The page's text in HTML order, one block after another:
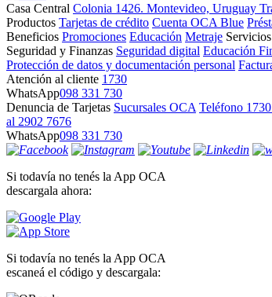
Casa Central Colonia 1426. Montevideo, Uruguay
Productos Tarjetas de crédito Cuenta OCA Blue
Beneficios Promociones Educación Metraje Servicios
Seguridad y Finanzas Seguridad digital Educación
Protección de datos y documentación personal
Atención al cliente 1730
WhatsApp098 331 730
Denuncia de Tarjetas Sucursales OCA Teléfono
al 2902 7676
WhatsApp098 331 730
Si todavía no tenés la App OCA
descargala ahora:
Si todavía no tenés la App OCA
escaneá el código y descargala: